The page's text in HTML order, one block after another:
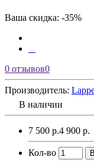
Ваша скидка: -35%
0 отзывов0
Производитель:
В наличии
7 500 р.4 900 р.
Кол-во